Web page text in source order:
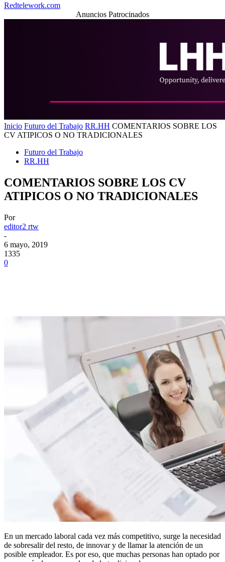
Redtelework.com
Anuncios Patrocinados
Inicio Futuro del Trabajo RR.HH COMENTARIOS SOBRE LOS
CV ATIPICOS O NO TRADICIONALES
Futuro del Trabajo
RR.HH
COMENTARIOS SOBRE LOS CV
ATIPICOS O NO TRADICIONALES
Por
editor2 rtw
-
6 mayo, 2019
1335
0
En un mercado laboral cada vez más competitivo, surge la necesidad
de sobresalir del resto, de innovar y de llamar la atención de un
posible empleador. Es por eso, que muchas personas han optado por